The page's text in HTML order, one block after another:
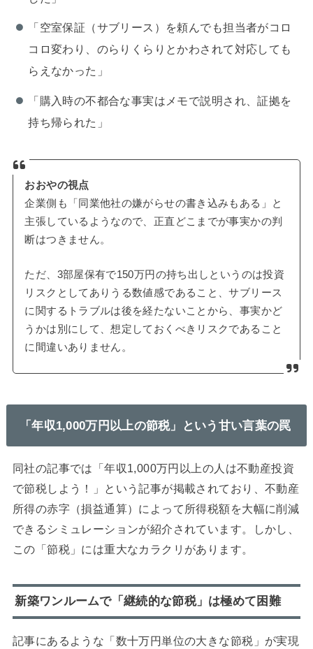
「空室保証（サブリース）を頼んでも担当者がコロ
コロ変わり、のらりくらりとかわされて対応しても
らえなかった」
「購入時の不都合な事実はメモで説明され、証拠を
持ち帰られた」
おおやの視点
企業側も「同業他社の嫌がらせの書き込みもある」と
主張しているようなので、正直どこまでが事実かの判
断はつきません。
ただ、3部屋保有で150万円の持ち出しというのは投資
リスクとしてありうる数値感であること、サブリース
に関するトラブルは後を経たないことから、事実かど
うかは別にして、想定しておくべきリスクであること
に間違いありません。
「年収1,000万円以上の節税」という甘い言葉の罠
同社の記事では「年収1,000万円以上の人は不動産投資
で節税しよう！」という記事が掲載されており、不動産
所得の赤字（損益通算）によって所得税額を大幅に削減
できるシミュレーションが紹介されています。しかし、
この「節税」には重大なカラクリがあります。
新築ワンルームで「継続的な節税」は極めて困難
記事にあるような「数十万円単位の大きな節税」が実現